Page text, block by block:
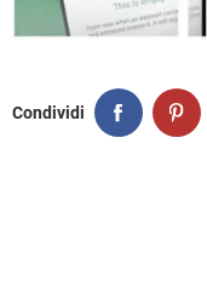
Condividi